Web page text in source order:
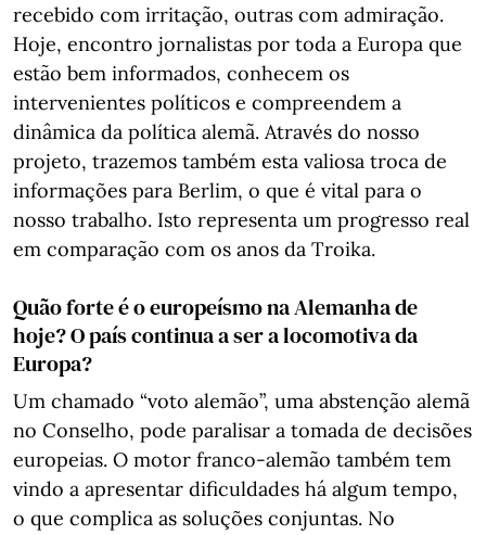
recebido com irritação, outras com admiração.
Hoje, encontro jornalistas por toda a Europa que
estão bem informados, conhecem os
intervenientes políticos e compreendem a
dinâmica da política alemã. Através do nosso
projeto, trazemos também esta valiosa troca de
informações para Berlim, o que é vital para o
nosso trabalho. Isto representa um progresso real
em comparação com os anos da Troika.
Quão forte é o europeísmo na Alemanha de
hoje? O país continua a ser a locomotiva da
Europa?
Um chamado “voto alemão”, uma abstenção alemã
no Conselho, pode paralisar a tomada de decisões
europeias. O motor franco-alemão também tem
vindo a apresentar dificuldades há algum tempo,
o que complica as soluções conjuntas. No